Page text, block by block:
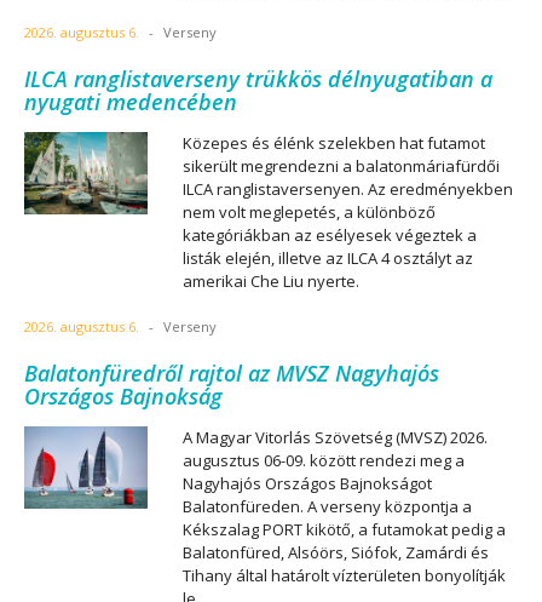
2026. augusztus 6. - Verseny
ILCA ranglistaverseny trükkös délnyugatiban a
nyugati medencében
Közepes és élénk szelekben hat futamot
sikerült megrendezni a balatonmáriafürdői
ILCA ranglistaversenyen. Az eredményekben
nem volt meglepetés, a különböző
kategóriákban az esélyesek végeztek a
listák elején, illetve az ILCA 4 osztályt az
amerikai Che Liu nyerte.
2026. augusztus 6. - Verseny
Balatonfüredről rajtol az MVSZ Nagyhajós
Országos Bajnokság
A Magyar Vitorlás Szövetség (MVSZ) 2026.
augusztus 06-09. között rendezi meg a
Nagyhajós Országos Bajnokságot
Balatonfüreden. A verseny központja a
Kékszalag PORT kikötő, a futamokat pedig a
Balatonfüred, Alsóörs, Siófok, Zamárdi és
Tihany által határolt vízterületen bonyolítják